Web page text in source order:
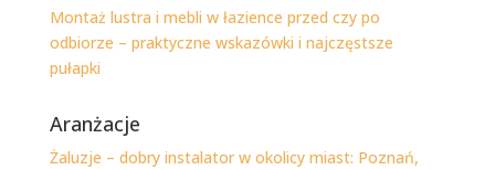
Montaż lustra i mebli w łazience przed czy po
odbiorze – praktyczne wskazówki i najczęstsze
pułapki
Aranżacje
Żaluzje – dobry instalator w okolicy miast: Poznań,